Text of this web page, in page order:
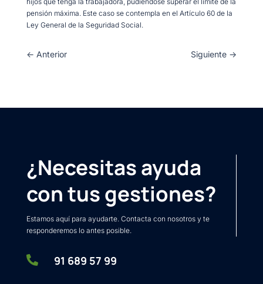
pensión máxima. Este caso se contempla en el Artículo 60 de la
Ley General de la Seguridad Social.
← Anterior Siguiente →
¿Necesitas ayuda
con tus gestiones?
Estamos aquí para ayudarte. Contacta con nosotros y te
responderemos lo antes posible.
 91 689 57 99